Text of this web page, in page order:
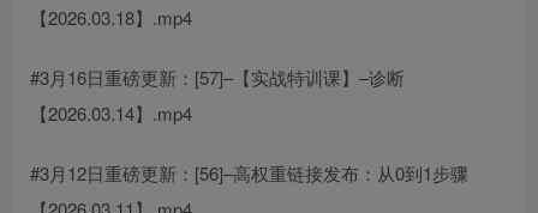
【2026.03.18】.mp4
#3月16日重磅更新：[57]–【实战特训课】–诊断
【2026.03.14】.mp4
#3月12日重磅更新：[56]–高权重链接发布：从0到1步骤